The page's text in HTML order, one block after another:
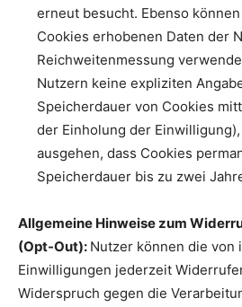
erneut besucht. Ebenso
Cookies erhobenen Daten der
Reichweitenmessung
Nutzern keine expliziten
Speicherdauer von Cookies
der Einholung der
ausgehen, dass Cookies
Speicherdauer bis zu zwei
Allgemeine Hinweise zum
(Opt-Out): Nutzer können die von
Einwilligungen jederzeit
Widerspruch gegen die